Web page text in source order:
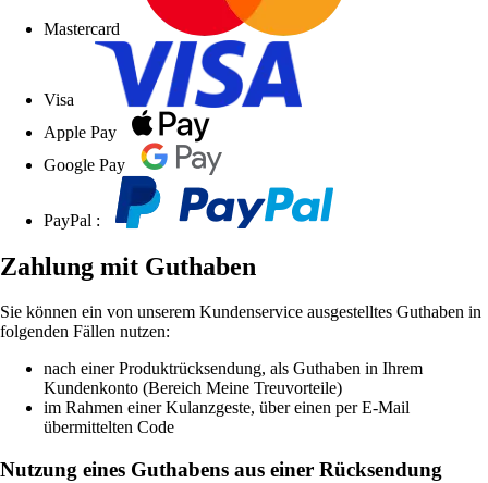
Mastercard
Visa
Apple Pay
Google Pay
PayPal :
Zahlung mit Guthaben
Sie können ein von unserem Kundenservice ausgestelltes Guthaben in
folgenden Fällen nutzen:
nach einer Produktrücksendung, als Guthaben in Ihrem
Kundenkonto (Bereich Meine Treuvorteile)
im Rahmen einer Kulanzgeste, über einen per E-Mail
übermittelten Code
Nutzung eines Guthabens aus einer Rücksendung